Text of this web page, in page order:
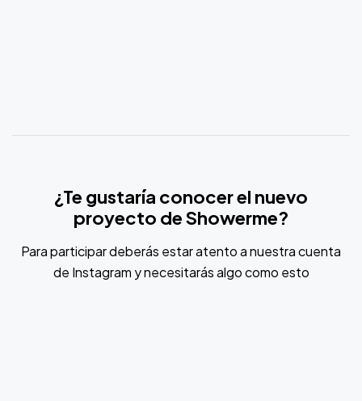
¿Te gustaría conocer el nuevo
proyecto de Showerme?
Para participar deberás estar atento a nuestra cuenta
de Instagram y necesitarás algo como esto